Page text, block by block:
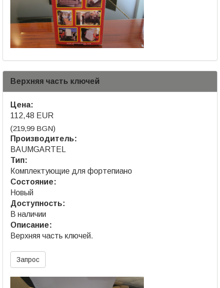
Верхняя часть ключей
Цена:
112,48 EUR
(219,99 BGN)
Производитель:
BAUMGARTEL
Тип:
Комплектующие для фортепиано
Состояние:
Новый
Доступность:
В наличии
Описание:
Верхняя часть ключей.
Запрос